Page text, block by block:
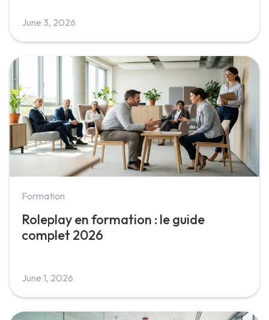
June 3, 2026
Formation
Roleplay en formation : le guide
complet 2026
June 1, 2026